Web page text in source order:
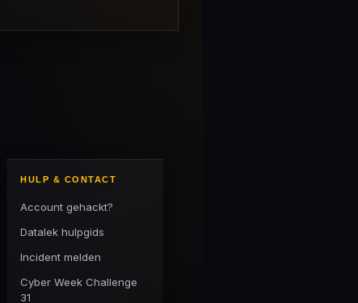
HULP & CONTACT
Account gehackt?
Datalek hulpgids
Incident melden
Cyber Week Challenge
31